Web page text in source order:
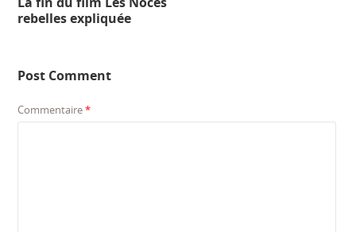
rebelles expliquée
Post Comment
Commentaire*